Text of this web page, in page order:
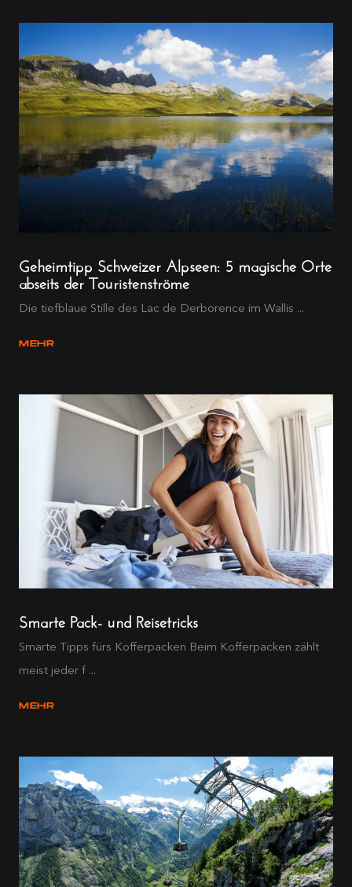
Geheimtipp Schweizer Alpseen: 5 magische Orte
abseits der Touristenströme
Die tiefblaue Stille des Lac de Derborence im Wallis ...
MEHR
Smarte Pack- und Reisetricks
Smarte Tipps fürs Kofferpacken Beim Kofferpacken zählt
meist jeder f ...
MEHR